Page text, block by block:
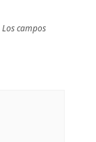
Los campos